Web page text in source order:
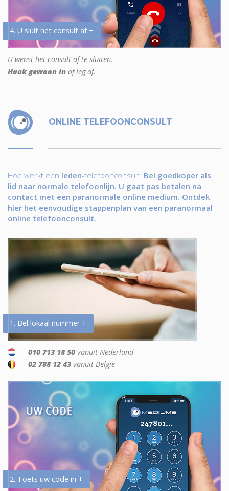
4. U sluit het consult af +
U wenst het consult af te sluiten.
Haak gewoon in of leg af.
ONLINE TELEFOONCONSULT
Hoe werkt een leden-telefoonconsult. Bel goedkoper als
lid naar normale telefoonlijn. U gaat pas betalen na
contact met een paranormale online medium. Ontdek
hier het eenvoudige stappenplan van een paranormaal
online telefoonconsult.
1. Bel lokaal nummer +
010 713 18 50 vanuit Nederland
02 788 12 43 vanuit België
2. Toets uw code in +